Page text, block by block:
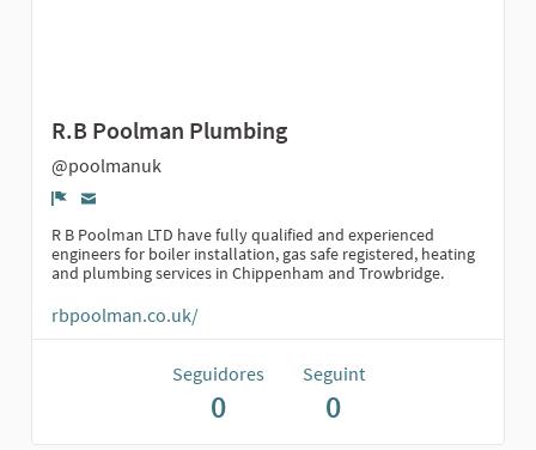
R.B Poolman Plumbing
@poolmanuk
Denúncia
R B Poolman LTD have fully qualified and experienced
engineers for boiler installation, gas safe registered, heating
and plumbing services in Chippenham and Trowbridge.
rbpoolman.co.uk/
Seguidores
0
Seguint
0